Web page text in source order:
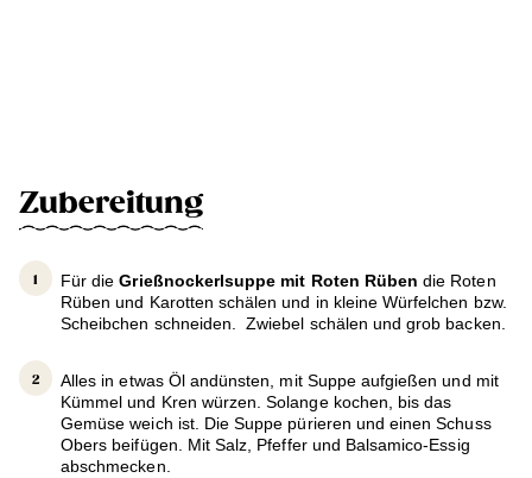
Zubereitung
Für dieGrießnockerlsuppe mit Roten Rübendie Roten
Rüben und Karotten schälen und in kleine Würfelchen bzw.
Scheibchen schneiden. Zwiebel schälen und grob backen.
Alles in etwas Öl andünsten, mit Suppe aufgießen und mit
Kümmel und Kren würzen. Solange kochen, bis das
Gemüse weich ist. Die Suppe pürieren und einen Schuss
Obers beifügen. Mit Salz, Pfeffer und Balsamico-Essig
abschmecken.